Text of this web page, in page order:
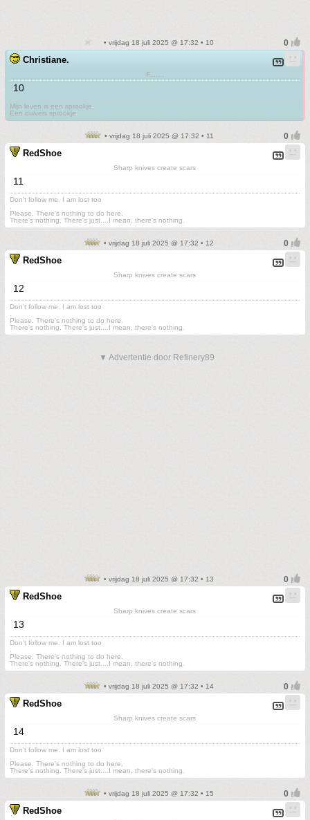
• vrijdag 18 juli 2025 @ 17:32 • 10
Christiane.
F.......
10
Mijn leven is een sprookje
Een duivels sprookje
• vrijdag 18 juli 2025 @ 17:32 • 11
RedShoe
Sharp knives create scars
11
Don't follow me. I am lost too
Please. There's nothing to do here.
There's nothing. There's just....I mean, there's nothing.
• vrijdag 18 juli 2025 @ 17:32 • 12
RedShoe
Sharp knives create scars
12
Don't follow me. I am lost too
Please. There's nothing to do here.
There's nothing. There's just....I mean, there's nothing.
▼ Advertentie door Refinery89
• vrijdag 18 juli 2025 @ 17:32 • 13
RedShoe
Sharp knives create scars
13
Don't follow me. I am lost too
Please. There's nothing to do here.
There's nothing. There's just....I mean, there's nothing.
• vrijdag 18 juli 2025 @ 17:32 • 14
RedShoe
Sharp knives create scars
14
Don't follow me. I am lost too
Please. There's nothing to do here.
There's nothing. There's just....I mean, there's nothing.
• vrijdag 18 juli 2025 @ 17:32 • 15
RedShoe